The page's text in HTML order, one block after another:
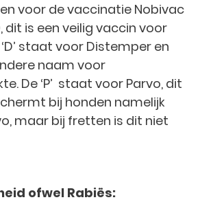
voor de vaccinatie Nobivac
dit is een veilig vaccin voor
staat voor Distemper en
naam voor
De ‘P’ staat voor Parvo, dit
bij honden namelijk
maar bij fretten is dit niet
ofwel Rabiës: